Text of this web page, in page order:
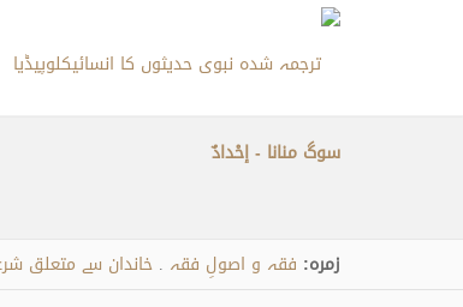
سوگ منانا - إحْدادٌ
زمره: فقہ و اصولِ فقہ خاندان سے متعلق